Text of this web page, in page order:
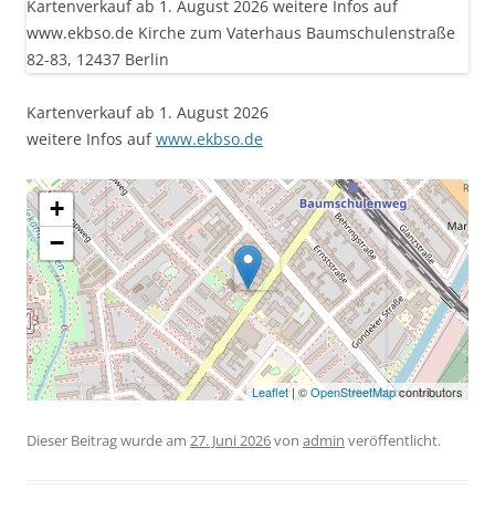
Kartenverkauf ab 1. August 2026
weitere Infos aufwww.ekbso.de
+
−
Leaflet| ©OpenStreetMapcontributors
Dieser Beitrag wurde am 27. Juni 2026von admin veröffentlicht.